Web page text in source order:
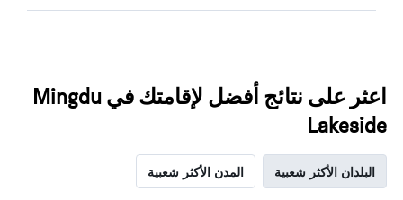
اعثر على نتائج أفضل لإقامتك في Mingdu
Lakeside
البلدان الأكثر شعبية المدن الأكثر شعبية